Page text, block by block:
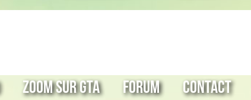
Zoom sur GTA Forum Contact